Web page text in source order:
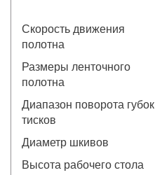
Скорость движения
полотна
Размеры ленточного
полотна
Диапазон поворота губок
тисков
Диаметр шкивов
Высота рабочего стола